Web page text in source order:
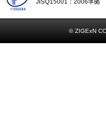
JISQ15001：2006準拠
© ZIGExN